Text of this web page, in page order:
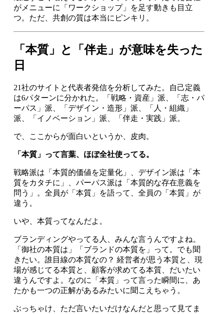
がメニューに「ワークショップ」を足す動きも目立
つ。ただ、共創の質は本当にピンキリ。
「本質」と「伴走」が意味を失った
日
21社のサイトと代表者発信を分析してみた。自己定義
は6パターンに分かれた。「戦略・資産」派、「志・パ
ーパス」派、「デザイン・造形」派、「人・組織」
派、「イノベーション」派、「伴走・実践」派。
で、ここからが面白いというか、皮肉。
「本質」って言葉、ほぼ全社使ってる。
戦略派は「本質的価値を定量化」、デザイン派は「本
質をカタチに」、パーパス派は「本質的な存在意義を
問う」。全員が「本質」を語って、全員の「本質」が
違う。
いや、本質ってなんだよ。
ブランディングやってる人、みんな言うんですよね。
「御社の本質は」「ブランドの本質を」って。でも聞
きたい。誰目線の本質なの？ 経営者が思う本質と、現
場が感じてる本質と、顧客が求めてる本質、だいたい
違うんですよ。なのに「本質」って言った瞬間に、あ
たかも一つの正解があるみたいに聞こえちゃう。
ぶっちゃけ、ただ言いたいだけなんだと思って見てま